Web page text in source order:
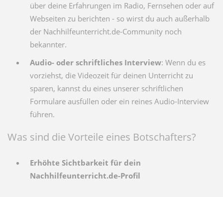
über deine Erfahrungen im Radio, Fernsehen oder auf
Webseiten zu berichten - so wirst du auch außerhalb
der Nachhilfeunterricht.de-Community noch
bekannter.
Audio- oder schriftliches Interview: Wenn du es
vorziehst, die Videozeit für deinen Unterricht zu
sparen, kannst du eines unserer schriftlichen
Formulare ausfüllen oder ein reines Audio-Interview
führen.
Was sind die Vorteile eines Botschafters?
Erhöhte Sichtbarkeit für dein
Nachhilfeunterricht.de-Profil